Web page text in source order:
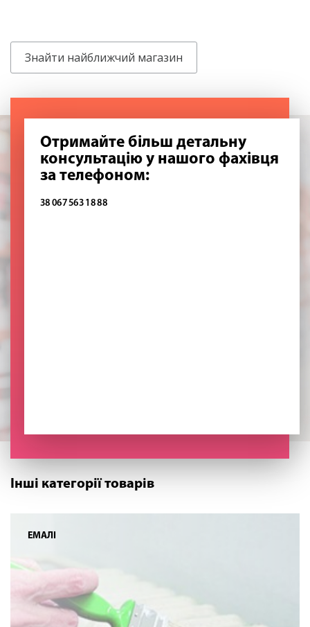
Знайти найближчий магазин
Отримайте більш детальну
консультацію у нашого фахівця
за телефоном:
38 067 563 18 88
Інші категорії товарів
ЕМАЛІ